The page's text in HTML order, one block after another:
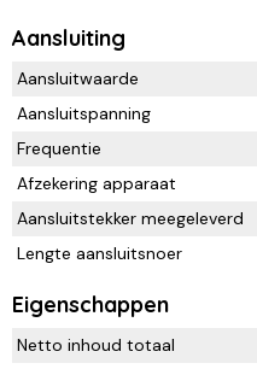
Aansluiting
Aansluitwaarde
Aansluitspanning
Frequentie
Afzekering apparaat
Aansluitstekker meegeleverd
Lengte aansluitsnoer
Eigenschappen
Netto inhoud totaal